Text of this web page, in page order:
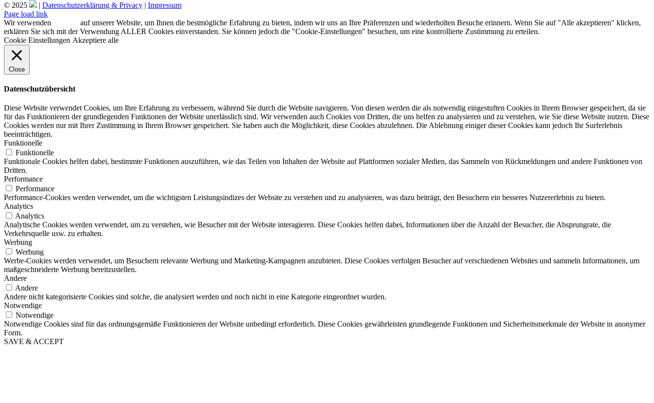
© 2025 | Datenschutzerklärung & Privacy | Impressum
Facebook
Instagram
Page load link
Wir verwenden
auf unserer Website, um Ihnen die bestmögliche Erfahrung zu bieten, indem wir uns an Ihre Präferenzen und wiederholten Besuche erinnern. Wenn Sie auf "Alle akzeptieren" klicken,
erklären Sie sich mit der Verwendung ALLER Cookies einverstanden. Sie können jedoch die "Cookie-Einstellungen" besuchen, um eine kontrollierte Zustimmung zu erteilen.
Cookie Einstellungen Akzeptiere alle
Close
Datenschutzübersicht
Diese Website verwendet Cookies, um Ihre Erfahrung zu verbessern, während Sie durch die Website navigieren. Von diesen werden die als notwendig eingestuften Cookies in Ihrem Browser gespeichert, da sie
für das Funktionieren der grundlegenden Funktionen der Website unerlässlich sind. Wir verwenden auch Cookies von Dritten, die uns helfen zu analysieren und zu verstehen, wie Sie diese Website nutzen. Diese
Cookies werden nur mit Ihrer Zustimmung in Ihrem Browser gespeichert. Sie haben auch die Möglichkeit, diese Cookies abzulehnen. Die Ablehnung einiger dieser Cookies kann jedoch Ihr Surferlebnis
beeinträchtigen.
Funktionelle
Funktionelle
Funktionale Cookies helfen dabei, bestimmte Funktionen auszuführen, wie das Teilen von Inhalten der Website auf Plattformen sozialer Medien, das Sammeln von Rückmeldungen und andere Funktionen von
Dritten.
Performance
Performance
Performance-Cookies werden verwendet, um die wichtigsten Leistungsindizes der Website zu verstehen und zu analysieren, was dazu beiträgt, den Besuchern ein besseres Nutzererlebnis zu bieten.
Analytics
Analytics
Analytische Cookies werden verwendet, um zu verstehen, wie Besucher mit der Website interagieren. Diese Cookies helfen dabei, Informationen über die Anzahl der Besucher, die Absprungrate, die
Verkehrsquelle usw. zu erhalten.
Werbung
Werbung
Werbe-Cookies werden verwendet, um Besuchern relevante Werbung und Marketing-Kampagnen anzubieten. Diese Cookies verfolgen Besucher auf verschiedenen Websites und sammeln Informationen, um
maßgeschneiderte Werbung bereitzustellen.
Andere
Andere
Andere nicht kategorisierte Cookies sind solche, die analysiert werden und noch nicht in eine Kategorie eingeordnet wurden.
Notwendige
Notwendige
Notwendige Cookies sind für das ordnungsgemäße Funktionieren der Website unbedingt erforderlich. Diese Cookies gewährleisten grundlegende Funktionen und Sicherheitsmerkmale der Website in anonymer
Form.
SAVE & ACCEPT